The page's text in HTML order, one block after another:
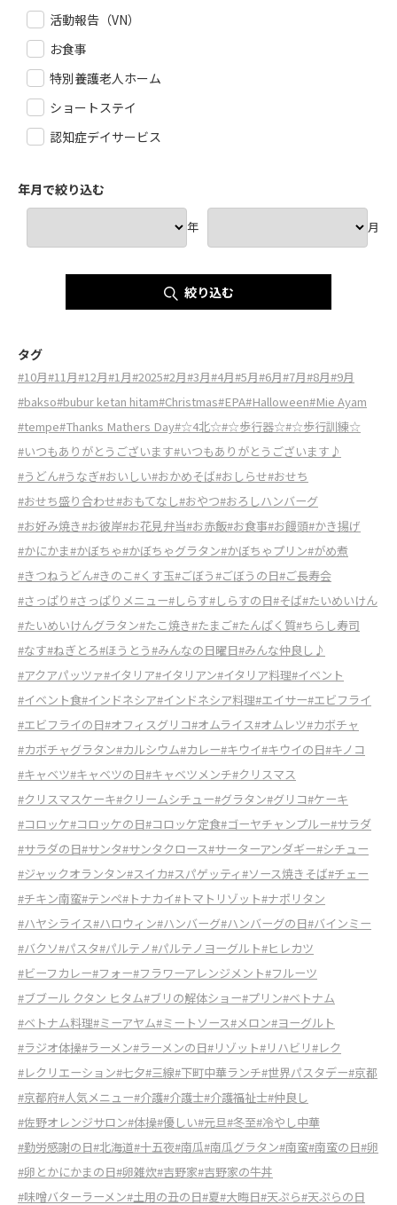
活動報告（VN）
お食事
特別養護老人ホーム
ショートステイ
認知症デイサービス
年月で絞り込む
年 月
絞り込む
タグ
#10月#11月#12月#1月#2025#2月#3月#4月#5月#6月#7月#8月#9月
#bakso#bubur ketan hitam#Christmas#EPA#Halloween#Mie Ayam
#tempe#Thanks Mathers Day#☆4北☆#☆歩行器☆#☆歩行訓練☆
#いつもありがとうございます#いつもありがとうございます♪
#うどん#うなぎ#おいしい#おかめそば#おしらせ#おせち
#おせち盛り合わせ#おもてなし#おやつ#おろしハンバーグ
#お好み焼き#お彼岸#お花見弁当#お赤飯#お食事#お饅頭#かき揚げ
#かにかま#かぼちゃ#かぼちゃグラタン#かぼちゃプリン#がめ煮
#きつねうどん#きのこ#くす玉#ごぼう#ごぼうの日#ご長寿会
#さっぱり#さっぱりメニュー#しらす#しらすの日#そば#たいめいけん
#たいめいけんグラタン#たこ焼き#たまご#たんぱく質#ちらし寿司
#なす#ねぎとろ#ほうとう#みんなの日曜日#みんな仲良し♪
#アクアパッツァ#イタリア#イタリアン#イタリア料理#イベント
#イベント食#インドネシア#インドネシア料理#エイサー#エビフライ
#エビフライの日#オフィスグリコ#オムライス#オムレツ#カボチャ
#カボチャグラタン#カルシウム#カレー#キウイ#キウイの日#キノコ
#キャベツ#キャベツの日#キャベツメンチ#クリスマス
#クリスマスケーキ#クリームシチュー#グラタン#グリコ#ケーキ
#コロッケ#コロッケの日#コロッケ定食#ゴーヤチャンプルー#サラダ
#サラダの日#サンタ#サンタクロース#サーターアンダギー#シチュー
#ジャックオランタン#スイカ#スパゲッティ#ソース焼きそば#チェー
#チキン南蛮#テンペ#トナカイ#トマトリゾット#ナポリタン
#ハヤシライス#ハロウィン#ハンバーグ#ハンバーグの日#バインミー
#バクソ#パスタ#パルテノ#パルテノヨーグルト#ヒレカツ
#ビーフカレー#フォー#フラワーアレンジメント#フルーツ
#ブブール クタン ヒタム#ブリの解体ショー#プリン#ベトナム
#ベトナム料理#ミーアヤム#ミートソース#メロン#ヨーグルト
#ラジオ体操#ラーメン#ラーメンの日#リゾット#リハビリ#レク
#レクリエーション#七夕#三線#下町中華ランチ#世界パスタデー#京都
#京都府#人気メニュー#介護#介護士#介護福祉士#仲良し
#佐野オレンジサロン#体操#優しい#元旦#冬至#冷やし中華
#勤労感謝の日#北海道#十五夜#南瓜#南瓜グラタン#南蛮#南蛮の日#卵
#卵とかにかまの日#卵雑炊#吉野家#吉野家の牛丼
#味噌バターラーメン#土用の丑の日#夏#大晦日#天ぷら#天ぷらの日